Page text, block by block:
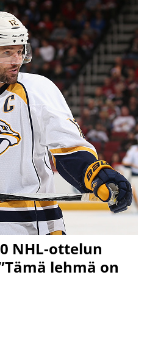
NHL-ottelun
lehmä on